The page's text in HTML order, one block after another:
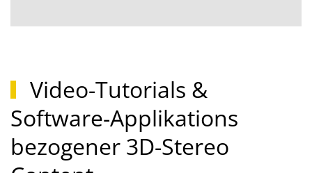
Video-Tutorials &
Software-Applikations
bezogener 3D-Stereo